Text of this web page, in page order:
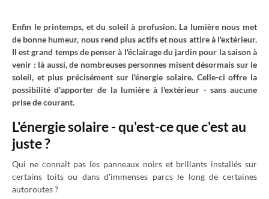
Enfin le printemps, et du soleil à profusion. La lumière nous met
de bonne humeur, nous rend plus actifs et nous attire à l'extérieur.
Il est grand temps de penser à l'éclairage du jardin pour la saison à
venir : là aussi, de nombreuses personnes misent désormais sur le
soleil, et plus précisément sur l'énergie solaire. Celle-ci offre la
possibilité d'apporter de la lumière à l'extérieur - sans aucune
prise de courant.
L'énergie solaire - qu'est-ce que c'est au
juste ?
Qui ne connaît pas les panneaux noirs et brillants installés sur
certains toits ou dans d'immenses parcs le long de certaines
autoroutes ?